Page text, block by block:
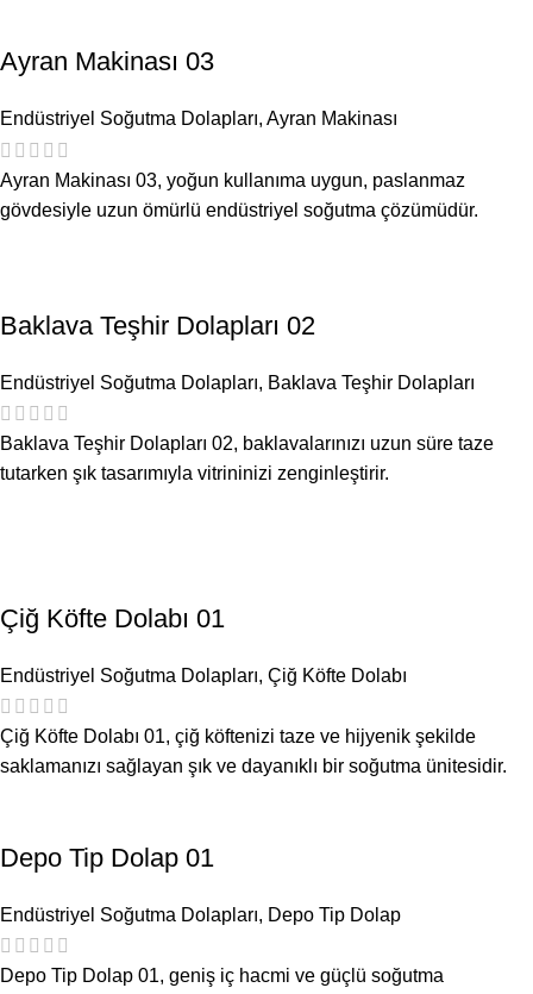
Ayran Makinası 03
Endüstriyel Soğutma Dolapları, Ayran Makinası
Ayran Makinası 03, yoğun kullanıma uygun, paslanmaz
gövdesiyle uzun ömürlü endüstriyel soğutma çözümüdür.
Baklava Teşhir Dolapları 02
Endüstriyel Soğutma Dolapları, Baklava Teşhir Dolapları
Baklava Teşhir Dolapları 02, baklavalarınızı uzun süre taze
tutarken şık tasarımıyla vitrininizi zenginleştirir.
Çiğ Köfte Dolabı 01
Endüstriyel Soğutma Dolapları, Çiğ Köfte Dolabı
Çiğ Köfte Dolabı 01, çiğ köftenizi taze ve hijyenik şekilde
saklamanızı sağlayan şık ve dayanıklı bir soğutma ünitesidir.
Depo Tip Dolap 01
Endüstriyel Soğutma Dolapları, Depo Tip Dolap
Depo Tip Dolap 01, geniş iç hacmi ve güçlü soğutma